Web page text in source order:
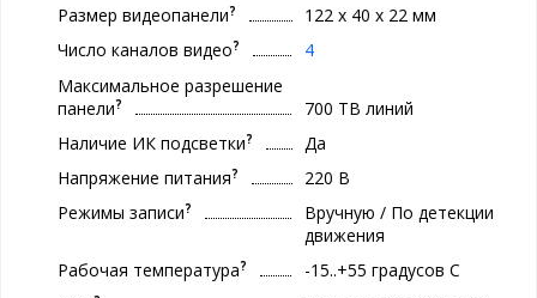
Размер видеопанели?
122 х 40 х 22 мм
Число каналов видео?
4
Максимальное разрешение
панели?
700 ТВ линий
Наличие ИК подсветки?
Да
Напряжение питания?
220 В
Режимы записи?
Вручную / По детекции
движения
Рабочая температура?
-15..+55 градуcов С